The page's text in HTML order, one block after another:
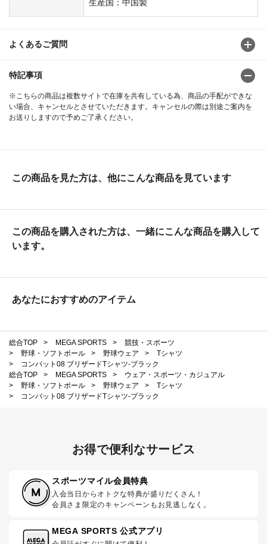
生産国：中国製
よくあるご質問
特記事項
※こちらの商品は複数サイトで在庫を共有している為、商品の手配ができな
い場合、キャンセルとさせていただきます。キャンセルの際は別途ご案内を
お送りしますので予めご了承ください。
この商品を見た方は、他にこんな商品を見ています
この商品を購入された方は、一緒にこんな商品を購入して
います。
あなたにおすすめのアイテム
総合TOP > MEGA SPORTS >
競技・スポーツ
>
野球・ソフトボール > 野球ウェア >
Tシャツ
>
コンバット08 ブリザードTシャツ-ブラック
総合TOP
> MEGA SPORTS >
ウェア・スポーツ・カジュアル
>
野球・ソフトボール > 野球ウェア >
Tシャツ
>
コンバット08 ブリザードTシャツ-ブラック
お得で便利なサービス
スポーツマイル会員特典
入会当日からオトクな特典が盛りだくさん！
会員さま限定のキャンペーンもお見逃しなく。
MEGA SPORTS 公式アプリ